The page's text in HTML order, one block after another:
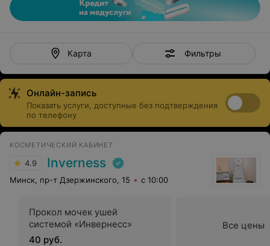
Карта Фильтры
Онлайн-запись
Показать услуги, доступные без подтверждения
по телефону
КОСМЕТИЧЕСКИЙ КАБИНЕТ
4.9 Inverness
Минск, пр-т Дзержинского, 15 с 10:00
Прокол мочек ушей
системой «Инвернесс»
40 руб.
Все цены